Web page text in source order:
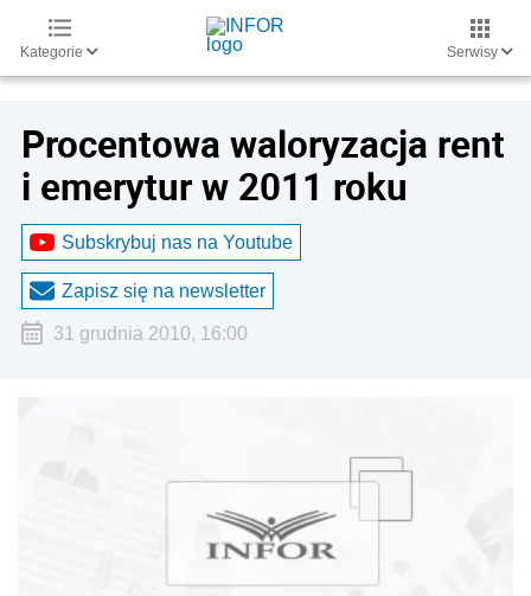
Kategorie Serwisy
Procentowa waloryzacja rent
i emerytur w 2011 roku
Subskrybuj nas na Youtube
Zapisz się na newsletter
31 grudnia 2010, 16:00